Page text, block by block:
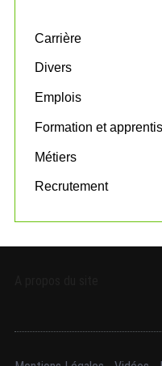
o
:
Carrière
Divers
Emplois
Formation et
Métiers
Recrutement